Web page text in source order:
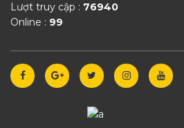
Lượt truy cập : 76940
Online : 99